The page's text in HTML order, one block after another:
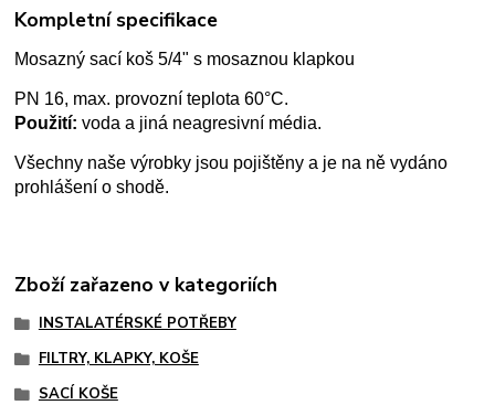
Kompletní specifikace
Mosazný sací koš 5/4" s mosaznou klapkou
PN 16, max. provozní teplota 60°C.
Použití: voda a jiná neagresivní média.
Všechny naše výrobky jsou pojištěny a je na ně vydáno
prohlášení o shodě.
Zboží zařazeno v kategoriích
INSTALATÉRSKÉ POTŘEBY
FILTRY, KLAPKY, KOŠE
SACÍ KOŠE